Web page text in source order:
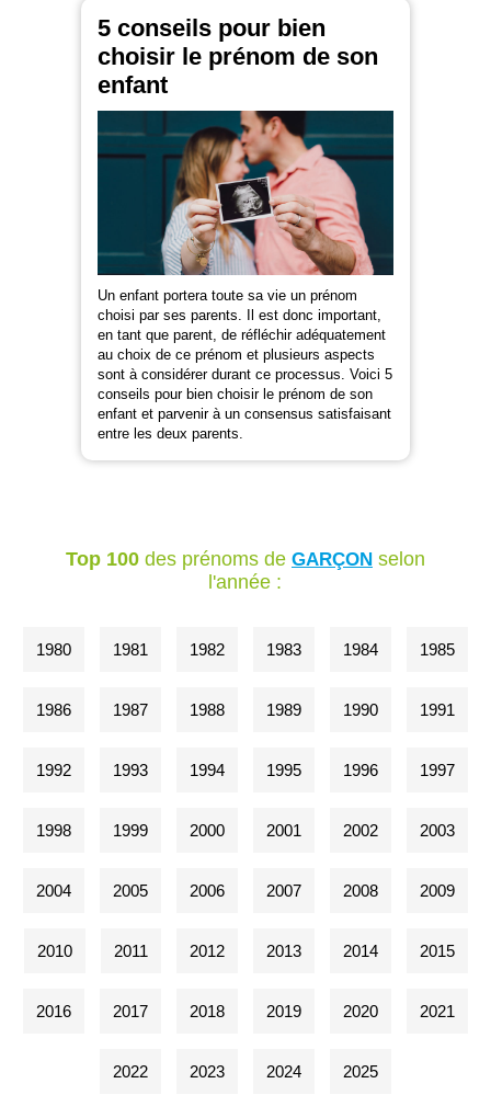
5 conseils pour bien
choisir le prénom de son
enfant
Un enfant portera toute sa vie un prénom
choisi par ses parents. Il est donc important,
en tant que parent, de réfléchir adéquatement
au choix de ce prénom et plusieurs aspects
sont à considérer durant ce processus. Voici 5
conseils pour bien choisir le prénom de son
enfant et parvenir à un consensus satisfaisant
entre les deux parents.
Top 100des prénoms de GARÇONselon
l'année :
1980 1981 1982 1983 1984 1985
1986 1987 1988 1989 1990 1991
1992 1993 1994 1995 1996 1997
1998 1999 2000 2001 2002 2003
2004 2005 2006 2007 2008 2009
2010 2011 2012 2013 2014 2015
2016 2017 2018 2019 2020 2021
2022 2023 2024 2025